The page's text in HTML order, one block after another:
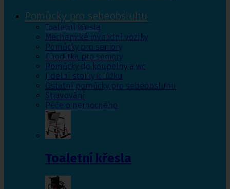
Pomůcky pro sebeobsluhu
Toaletní křesla
Mechanické invalidní vozíky
Pomůcky pro seniory
Chodítka pro seniory
Pomůcky do koupelny a wc
Jídelní stolky k lůžku
Ostatní pomůcky pro sebeobsluhu
Stravování
Péče o nemocného
Toaletní křesla